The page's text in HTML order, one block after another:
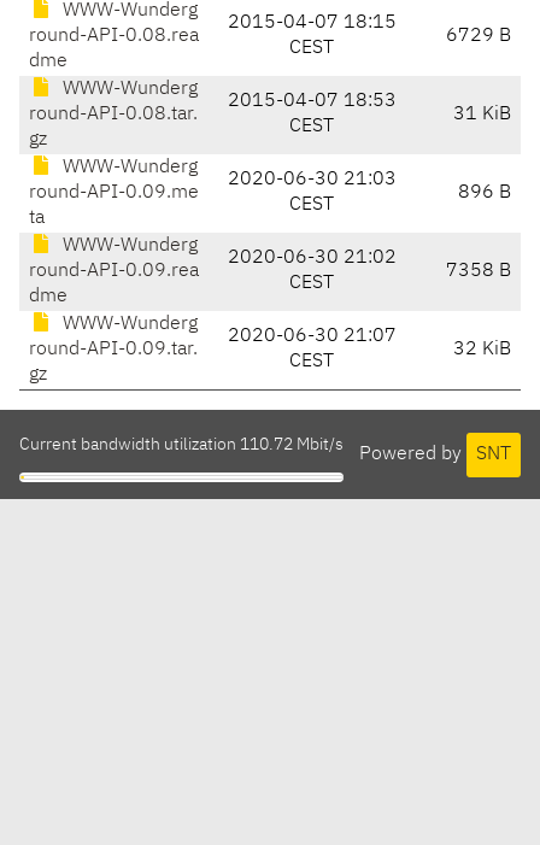
WWW-Wunderg
round-API-0.08.rea
dme
2015-04-07 18:15
CEST
6729 B
WWW-Wunderg
round-API-0.08.tar.
gz
2015-04-07 18:53
CEST
31 KiB
WWW-Wunderg
round-API-0.09.me
ta
2020-06-30 21:03
CEST
896 B
WWW-Wunderg
round-API-0.09.rea
dme
2020-06-30 21:02
CEST
7358 B
WWW-Wunderg
round-API-0.09.tar.
gz
2020-06-30 21:07
CEST
32 KiB
Powered by SNT
Current bandwidth utilization 110.72 Mbit/s